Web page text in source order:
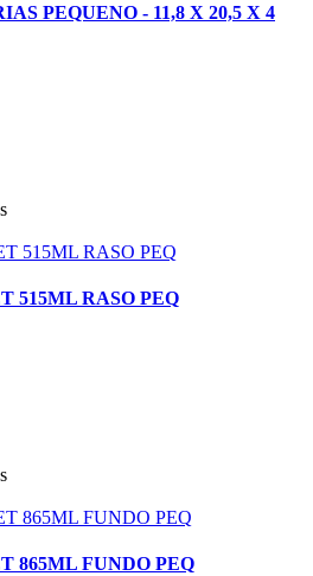
PEQUENO - 11,8 X 20,5 X 4
515ML RASO PEQ
865ML FUNDO PEQ